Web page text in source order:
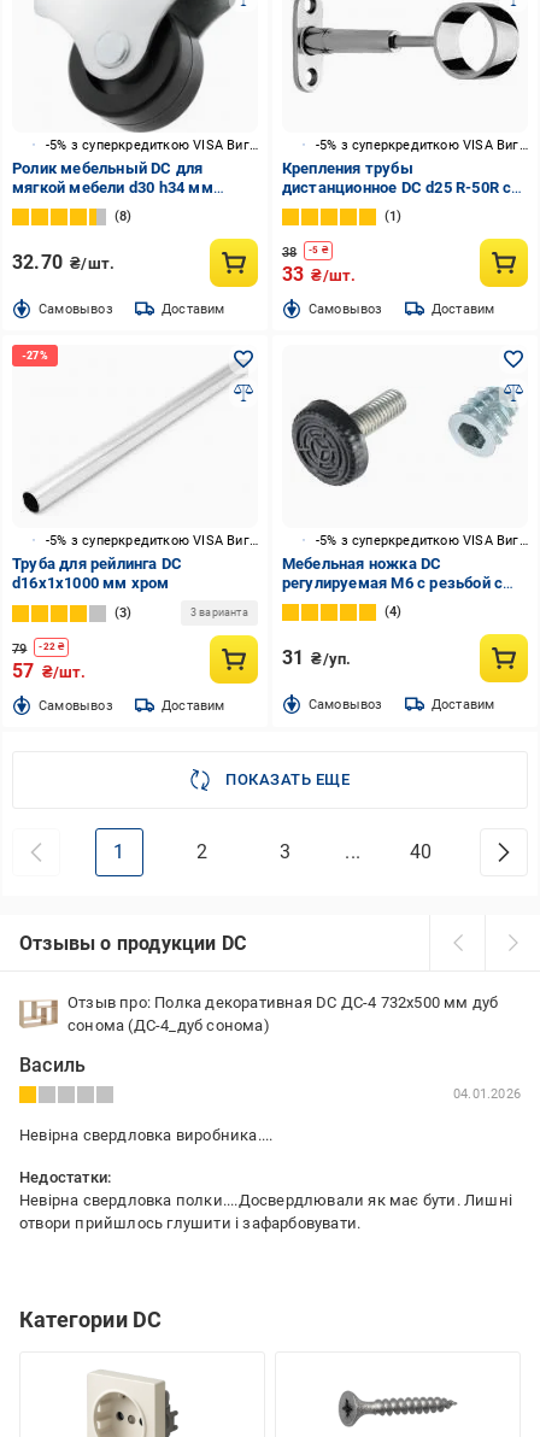
-5% з суперкредиткою VISA Вигода
Ролик мебельный DC для
мягкой мебели d30 h34 мм
резиновый
8
32.70 ₴/шт.
Cамовывоз Доставим
Крепления трубы
дистанционное DC d25 R-50R с
резьбой M6
1
38 -5 ₴
33 ₴/шт.
Cамовывоз Доставим
-5% з суперкредиткою VISA Вигода
Труба для рейлинга DC
d16x1x1000 мм хром
3 3 варианта
79 -22 ₴
57 ₴/шт.
Cамовывоз Доставим
Мебельная ножка DC
регулируемая М6 с резьбой с
муфтою упаковка 4 шт
4
31 ₴/уп.
Cамовывоз Доставим
ПОКАЗАТЬ ЕЩЕ
1 2 3 ... 40
Отзывы о продукции DC
Отзыв про: Полка декоративная DC ДС-4 732x500 мм дуб
сонома (ДС-4_дуб сонома)
Василь
04.01.2026
Невірна свердловка виробника....
Недостатки:
Невірна свердловка полки....Досвердлювали як має бути. Лишні
отвори прийшлось глушити і зафарбовувати.
Категории DC